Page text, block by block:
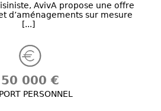
AvivA propose une offre
d’aménagements sur mesure
[...]
50 000 €
PERSONNEL